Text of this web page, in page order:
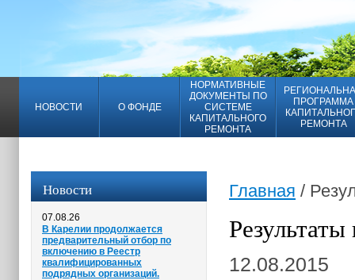
НОВОСТИ О ФОНДЕ
НОРМАТИВНЫЕ
ДОКУМЕНТЫ ПО
СИСТЕМЕ
КАПИТАЛЬНОГО
РЕМОНТА
ПРОГРАММА
РЕМОНТА
Новости
07.08.26
В Карелии продолжается
предварительный отбор по
включению в Реестр
квалифицированных
подрядных организаций.
Главная /
12.08.2015